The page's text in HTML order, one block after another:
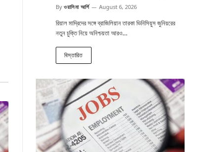
By ওয়াসিমা আর্শি August 6, 2026
রিয়াল মাদ্রিদের সঙ্গে ব্রাজিলিয়ান তারকা ভিনিসিয়ুস জুনিয়রের
নতুন চুক্তি নিয়ে অনিশ্চয়তা আরও…
বিস্তারিত